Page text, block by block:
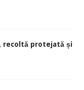
recoltă protejată și